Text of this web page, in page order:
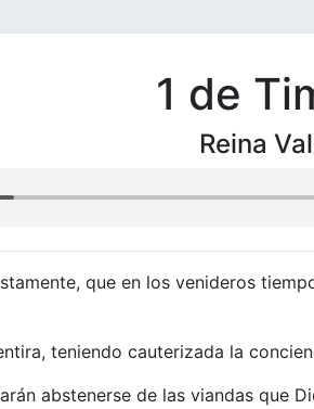
1 de
Reina
que en los venideros
teniendo cauterizada la
abstenerse de las viandas que